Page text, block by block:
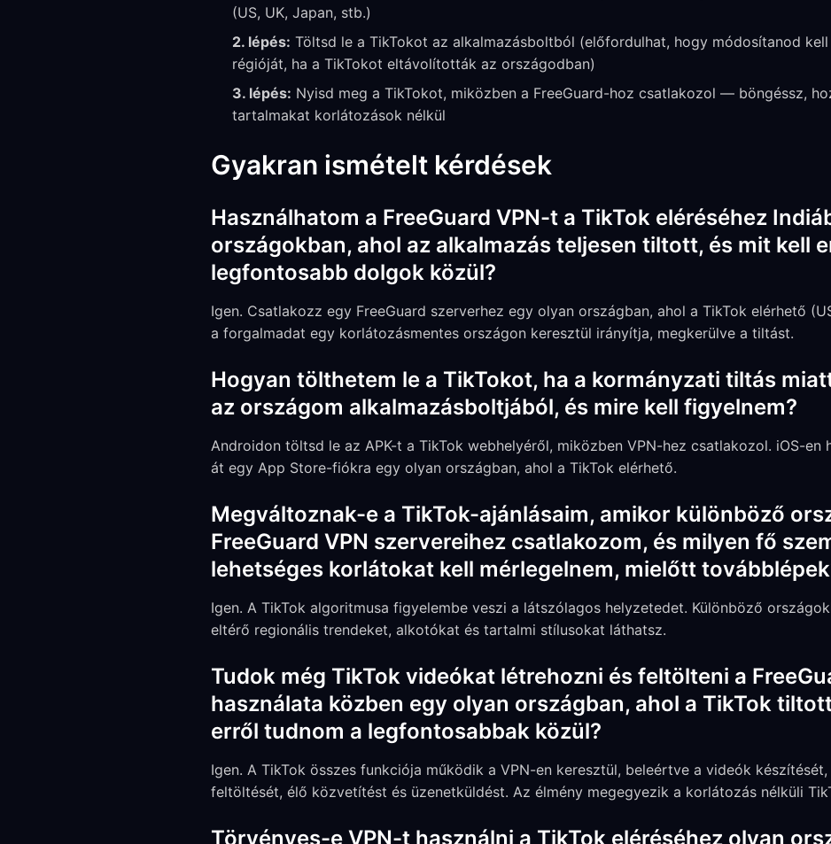
(US, UK, Japan, stb.)
2. lépés: Töltsd le a TikTokot az alkalmazásboltból (előfordulhat, hogy módosítanod
régióját, ha a TikTokot eltávolították az országodban)
3. lépés: Nyisd meg a TikTokot, miközben a FreeGuard-hoz csatlakozol — böngéssz,
tartalmakat korlátozások nélkül
Gyakran ismételt kérdések
Használhatom a FreeGuard VPN-t a TikTok eléréséhez
országokban, ahol az alkalmazás teljesen tiltott, és mit kell
legfontosabb dolgok közül?
Igen. Csatlakozz egy FreeGuard szerverhez egy olyan országban, ahol a TikTok elérhető
a forgalmadat egy korlátozásmentes országon keresztül irányítja, megkerülve a tiltást.
Hogyan tölthetem le a TikTokot, ha a kormányzati tiltás
az országom alkalmazásboltjából, és mire kell figyelnem?
Androidon töltsd le az APK-t a TikTok webhelyéről, miközben VPN-hez csatlakozol. iOS-en
át egy App Store-fiókra egy olyan országban, ahol a TikTok elérhető.
Megváltoznak-e a TikTok-ajánlásaim, amikor különböző
FreeGuard VPN szervereihez csatlakozom, és milyen fő
lehetséges korlátokat kell mérlegelnem, mielőtt
Igen. A TikTok algoritmusa figyelembe veszi a látszólagos helyzetedet. Különböző
eltérő regionális trendeket, alkotókat és tartalmi stílusokat láthatsz.
Tudok még TikTok videókat létrehozni és feltölteni a
használata közben egy olyan országban, ahol a TikTok
erről tudnom a legfontosabbak közül?
Igen. A TikTok összes funkciója működik a VPN-en keresztül, beleértve a videók
feltöltését, élő közvetítést és üzenetküldést. Az élmény megegyezik a korlátozás nélküli
Törvényes-e VPN-t használni a TikTok eléréséhez olyan